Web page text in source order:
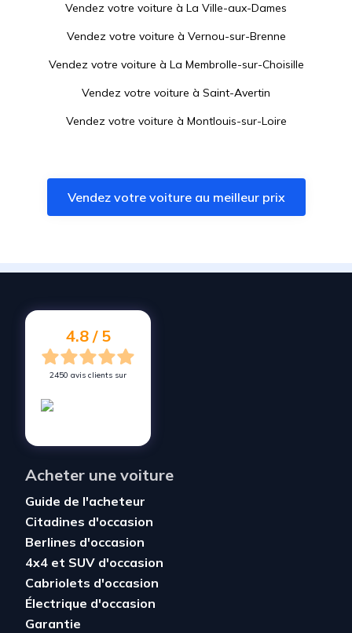
Vendez votre voiture à La Ville-aux-Dames
Vendez votre voiture à Vernou-sur-Brenne
Vendez votre voiture à La Membrolle-sur-Choisille
Vendez votre voiture à Saint-Avertin
Vendez votre voiture à Montlouis-sur-Loire
Vendez votre voiture àFondettes
Vendez votre voiture àLarçay
Vendez votre voiture à
Vendez votre voiture au meilleur prix
4.8 / 5
2450 avis clients sur
Acheter une voiture
Guide de l'acheteur
Citadines d'occasion
Berlines d'occasion
4x4 et SUV d'occasion
Cabriolets d'occasion
Électrique d'occasion
Garantie